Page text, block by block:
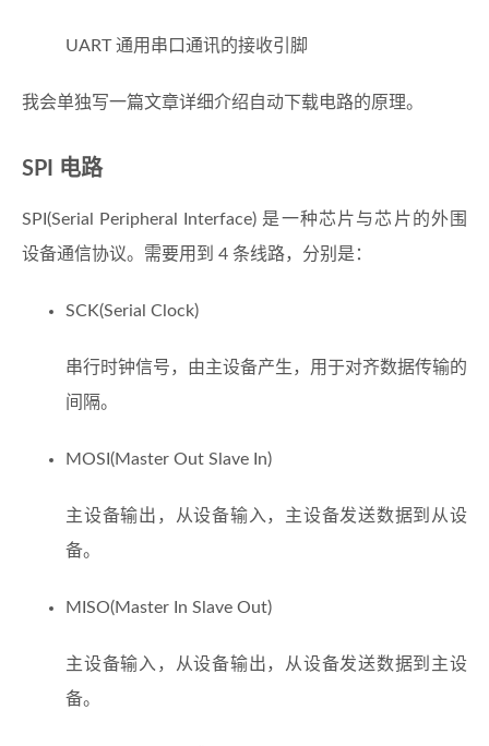
UART 通用串口通讯的接收引脚
我会单独写一篇文章详细介绍自动下载电路的原理。
SPI 电路
SPI(Serial Peripheral Interface) 是一种芯片与芯片的外围
设备通信协议。需要用到 4 条线路，分别是：
SCK(Serial Clock)
串行时钟信号，由主设备产生，用于对齐数据传输的
间隔。
MOSI(Master Out Slave In)
主设备输出，从设备输入，主设备发送数据到从设
备。
MISO(Master In Slave Out)
主设备输入，从设备输出，从设备发送数据到主设
备。